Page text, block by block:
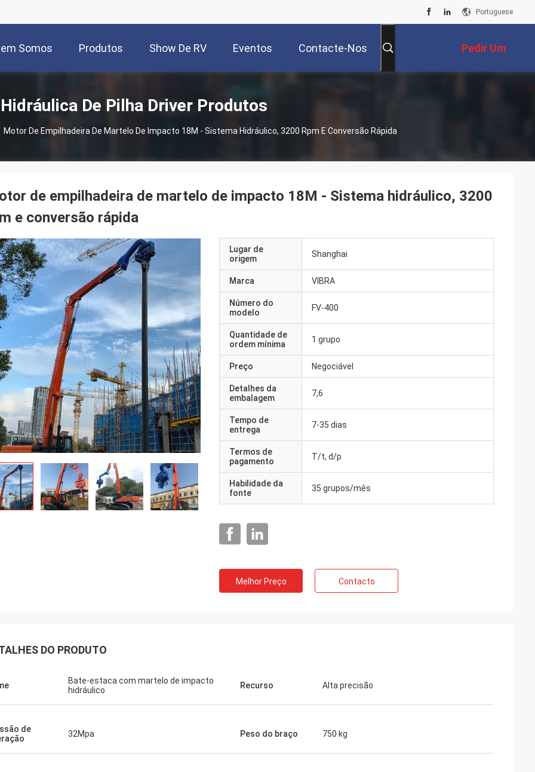
Portuguese
Somos Produtos Show De RV Eventos Contacte-Nos Pedir Um
Orçamento
Hidráulica De Pilha Driver Produtos
Motor De Empilhadeira De Martelo De Impacto 18M - Sistema Hidráulico, 3200 Rpm E Conversão Rápida
de empilhadeira de martelo de impacto 18M - Sistema hidráulico, 3200
e conversão rápida
Lugar de
origem
Shanghai
Marca VIBRA
Número do
modelo
FV-400
Quantidade de
ordem mínima
1 grupo
Preço Negociável
Detalhes da
embalagem
7,6
Tempo de
entrega
7-35 dias
Termos de
pagamento
T/t, d/p
Habilidade da
fonte
35 grupos/mês
Melhor Preço Contacto
DO PRODUTO
Bate-estaca com martelo de impacto
hidráulico
Recurso Alta precisão
de
32Mpa Peso do braço 750 kg